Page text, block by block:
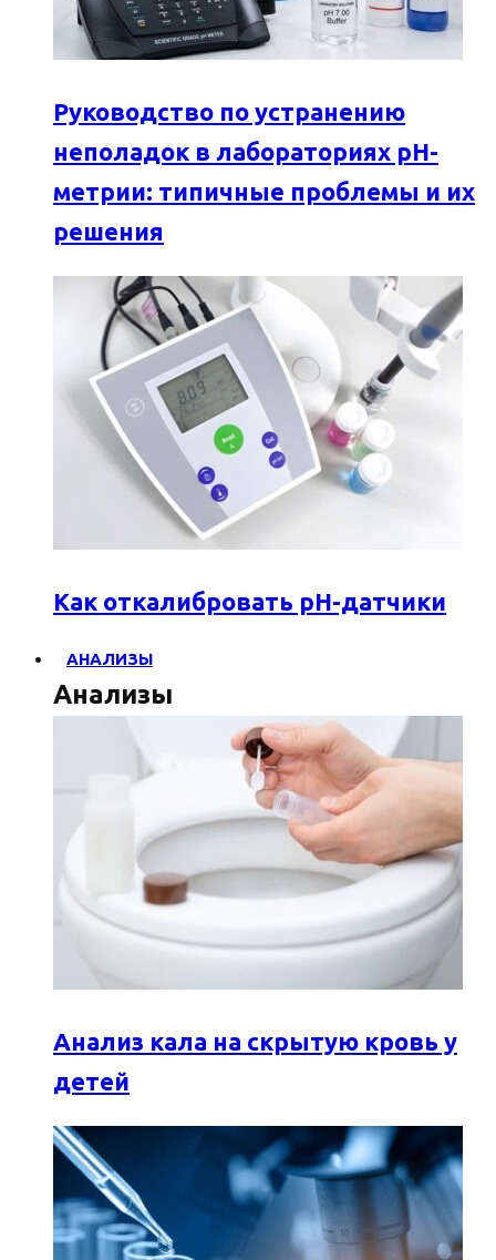
Руководство по устранению
неполадок в лабораториях pH-
метрии: типичные проблемы и их
решения
Как откалибровать pH-датчики
АНАЛИЗЫ
Анализы
Анализ кала на скрытую кровь у
детей